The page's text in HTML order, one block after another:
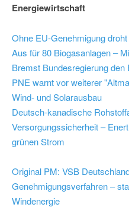
Energiewirtschaft
Ohne EU-Genehmigung
Aus für 80 Biogasanlagen –
Bremst Bundesregierung
PNE warnt vor weiterer
Wind- und Solarausbau
Deutsch-kanadische
Versorgungssicherheit –
grünen Strom
Original PM: VSB
Genehmigungsverfahren –
Windenergie